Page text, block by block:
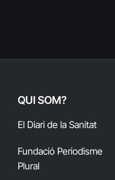
QUI SOM?
El Diari de la Sanitat
Fundació Periodisme
Plural